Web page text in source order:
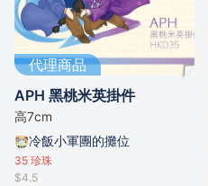
代理商品
APH 黑桃米英掛件
高7cm
冷飯小軍團的攤位
35 珍珠
$4.5